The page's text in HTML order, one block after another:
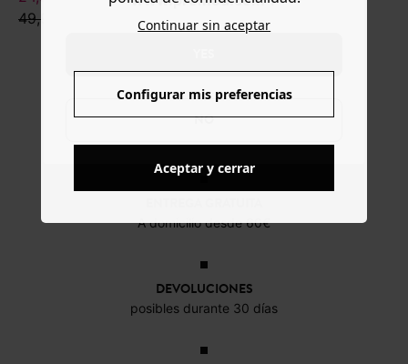
NO
49,99 €
A domicilio desde 60€
DEVOLUCIONES
posibles durante 30 días
Continuar sin aceptar
Configurar mis preferencias
Aceptar y cerrar